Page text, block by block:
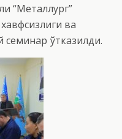
“Металлург”
ва
семинар ўтказилди.